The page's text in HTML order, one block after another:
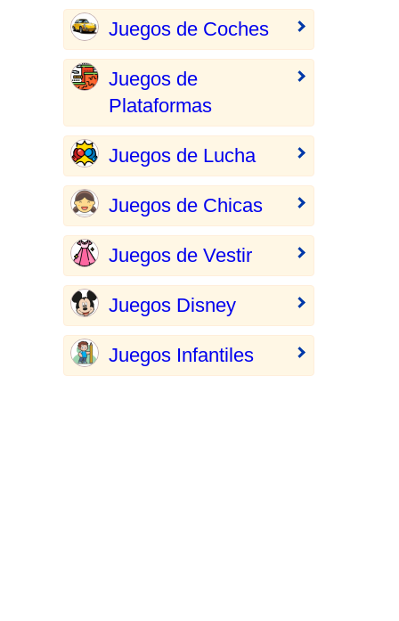
Juegos de Coches
Juegos de
Plataformas
Juegos de Lucha
Juegos de Chicas
Juegos de Vestir
Juegos Disney
Juegos Infantiles